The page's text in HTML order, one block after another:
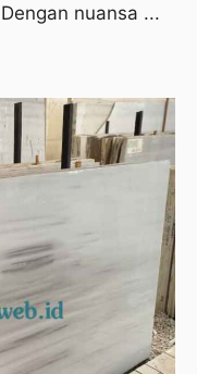
nuansa ...